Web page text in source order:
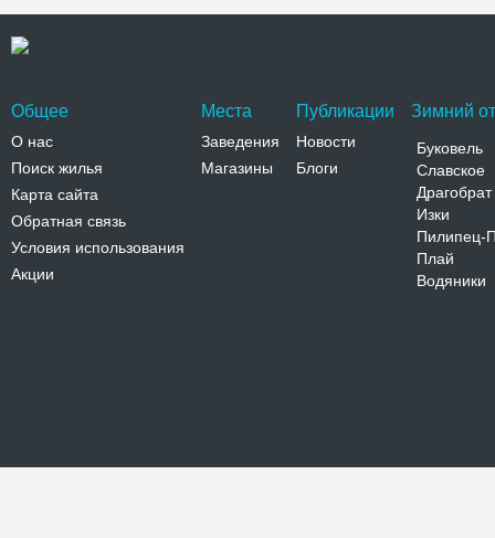
Общее
О нас
Поиск жилья
Карта сайта
Обратная связь
Условия использования
Акции
Места
Заведения
Магазины
Публикации
Новости
Блоги
Зимний
Буковель
Славское
Драгобрат
Изки
Пилипец-
Плай
Водяники